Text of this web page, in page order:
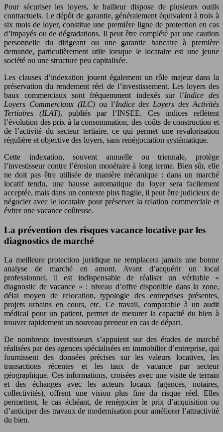
Pour sécuriser les loyers, le bailleur dispose de plusieurs outils
contractuels. Le dépôt de garantie, généralement équivalent à trois à
six mois de loyer, constitue une première ligne de protection en cas
d’impayés ou de dégradations. Il peut être complété par une caution
personnelle du dirigeant ou une garantie bancaire à première
demande, particulièrement utile lorsque le locataire est une jeune
société ou une structure peu capitalisée.
Les clauses d’indexation jouent également un rôle majeur dans la
préservation du rendement réel de l’investissement. Les loyers des
baux commerciaux sont fréquemment indexés sur l’Indice des
Loyers Commerciaux (ILC)ou l’Indice des Loyers des Activités
Tertiaires (ILAT), publiés par l’INSEE. Ces indices reflètent
l’évolution des prix à la consommation, des coûts de construction et
de l’activité du secteur tertiaire, ce qui permet une revalorisation
régulière et objective des loyers, sans renégociation systématique.
Cette indexation, souvent annuelle ou triennale, protège
l’investisseur contre l’érosion monétaire à long terme. Bien sûr, elle
ne doit pas être utilisée de manière mécanique : dans un marché
locatif tendu, une hausse automatique du loyer sera facilement
acceptée, mais dans un contexte plus fragile, il peut être judicieux de
négocier avec le locataire pour préserver la relation commerciale et
éviter une vacance coûteuse.
La prévention des risques vacance locative par les
diagnostics de marché
La meilleure protection juridique ne remplacera jamais une bonne
analyse de marché en amont. Avant d’acquérir un local
professionnel, il est indispensable de réaliser un véritable «
diagnostic de vacance » : niveau d’offre disponible dans la zone,
délai moyen de relocation, typologie des entreprises présentes,
projets urbains en cours, etc. Ce travail, comparable à un audit
médical pour un patient, permet de mesurer la capacité du bien à
trouver rapidement un nouveau preneur en cas de départ.
De nombreux investisseurs s’appuient sur des études de marché
réalisées par des agences spécialisées en immobilier d’entreprise, qui
fournissent des données précises sur les valeurs locatives, les
transactions récentes et les taux de vacance par secteur
géographique. Ces informations, croisées avec une visite de terrain
et des échanges avec les acteurs locaux (agences, notaires,
collectivités), offrent une vision plus fine du risque réel. Elles
permettent, le cas échéant, de renégocier le prix d’acquisition ou
d’anticiper des travaux de modernisation pour améliorer l’attractivité
du bien.